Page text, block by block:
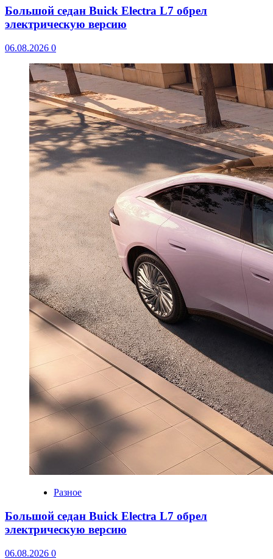
Большой седан Buick Electra L7 обрел
электрическую версию
06.08.2026 0
Разное
Большой седан Buick Electra L7 обрел
электрическую версию
06.08.2026 0